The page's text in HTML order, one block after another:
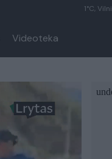
1°C,
Videoteka